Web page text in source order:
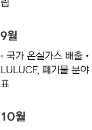
립
9월
국가 온실가스 배출
LULUCF, 폐기물 분
표
10월